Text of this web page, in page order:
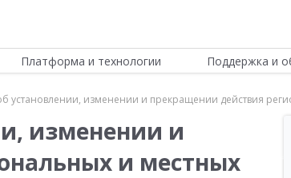
Платформа и технологии Поддержка и
установлении, изменении и прекращении действия
изменении и
и местных